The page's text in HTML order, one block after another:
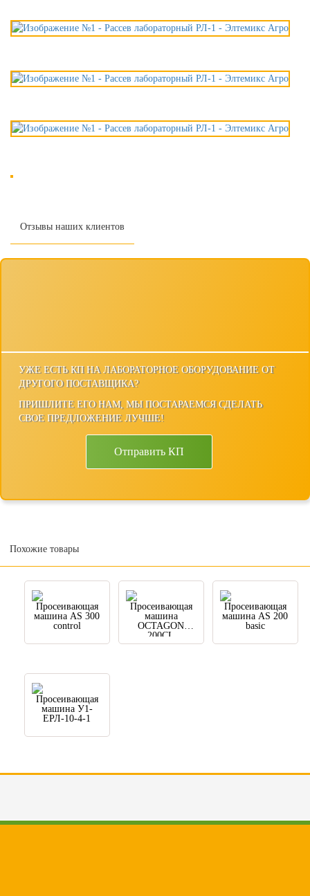
УЖЕ ЕСТЬ КП НА ЛАБОРАТОРНОЕ ОБОРУДОВАНИЕ ОТ
ДРУГОГО ПОСТАВЩИКА?
ПРИШЛИТЕ ЕГО НАМ, МЫ ПОСТАРАЕМСЯ СДЕЛАТЬ
СВОЕ ПРЕДЛОЖЕНИЕ ЛУЧШЕ!
Отправить КП
Похожие товары
Просеивающая
машина AS 300
control
Просеивающая
машина
OCTAGON
200CL
Просеивающая
машина AS 200
basic
Просеивающая
машина У1-
ЕРЛ-10-4-1
Отзывы наших клиентов